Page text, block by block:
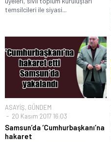
temsilcileri ile siyasi...
ASAYİŞ, GÜNDEM
20 Kasım 2017 16:03
Samsun’da ‘Cumhurbaşkanı’na
hakaret